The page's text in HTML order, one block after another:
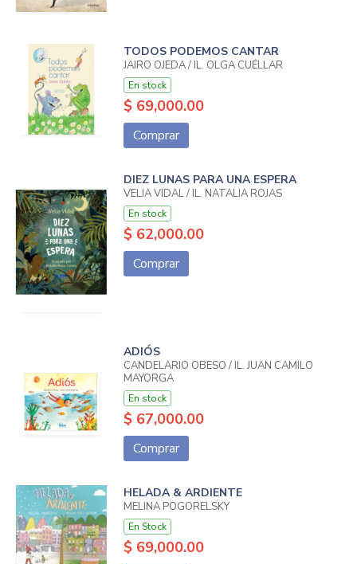
TODOS PODEMOS CANTAR
JAIRO OJEDA / IL. OLGA CUÉLLAR
En stock
$ 69,000.00
Comprar
DIEZ LUNAS PARA UNA ESPERA
VELIA VIDAL / IL. NATALIA ROJAS
En stock
$ 62,000.00
Comprar
ADIÓS
CANDELARIO OBESO / IL. JUAN CAMILO
MAYORGA
En stock
$ 67,000.00
Comprar
HELADA & ARDIENTE
MELINA POGORELSKY
En Stock
$ 69,000.00